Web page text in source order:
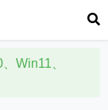
Win11、